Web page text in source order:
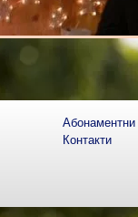
Абонаментни
Контакти